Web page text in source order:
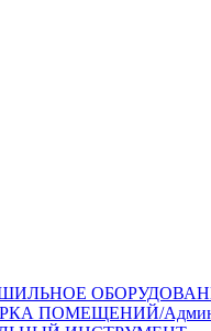
ПОМЕЩЕНИЙ/